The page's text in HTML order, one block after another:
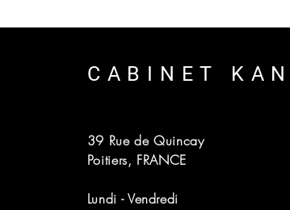
CABINET
39 Rue de Quincay
Poitiers, FRANCE​
Lundi - Vendredi